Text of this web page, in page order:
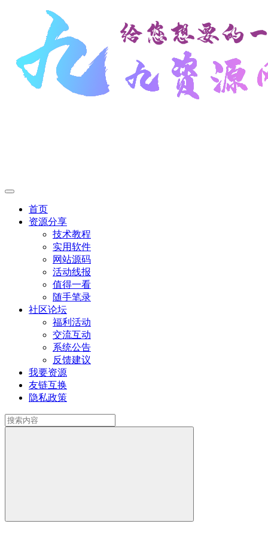
首页
资源分享
技术教程
实用软件
网站源码
活动线报
值得一看
随手笔录
社区论坛
福利活动
交流互动
系统公告
反馈建议
我要资源
友链互换
隐私政策